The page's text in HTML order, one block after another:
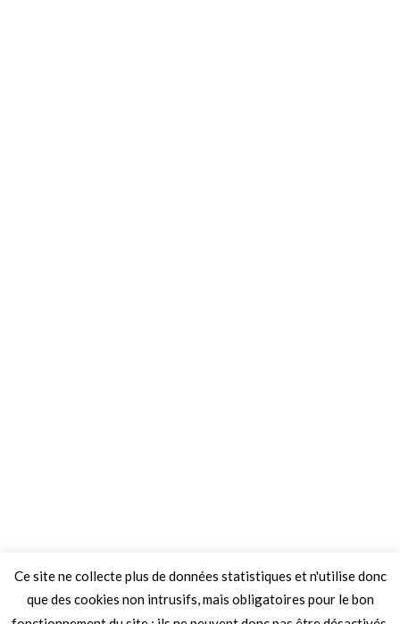
Ce site ne collecte plus de données statistiques et n'utilise donc
que des cookies non intrusifs, mais obligatoires pour le bon